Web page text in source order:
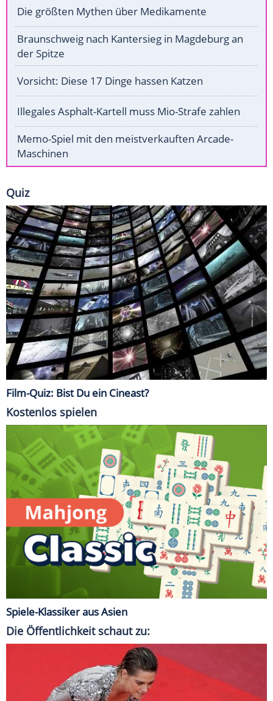
Die größten Mythen über Medikamente
Braunschweig nach Kantersieg in Magdeburg an
der Spitze
Vorsicht: Diese 17 Dinge hassen Katzen
Illegales Asphalt-Kartell muss Mio-Strafe zahlen
Memo-Spiel mit den meistverkauften Arcade-
Maschinen
Quiz
Film-Quiz: Bist Du ein Cineast?
Kostenlos spielen
Spiele-Klassiker aus Asien
Die Öffentlichkeit schaut zu: